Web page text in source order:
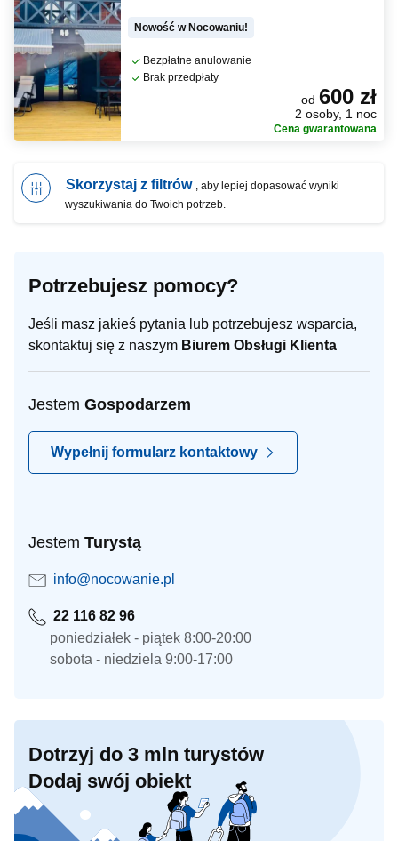
Nowość w Nocowaniu!
Bezpłatne anulowanie
Brak przedpłaty
od 600 zł
2 osoby, 1 noc
Cena gwarantowana
Skorzystaj z filtrów , aby lepiej dopasować wyniki
wyszukiwania do Twoich potrzeb.
Potrzebujesz pomocy?
Jeśli masz jakieś pytania lub potrzebujesz wsparcia,
skontaktuj się z naszym Biurem Obsługi Klienta
Jestem Gospodarzem
Wypełnij formularz kontaktowy
Jestem Turystą
info@nocowanie.pl
22 116 82 96
poniedziałek - piątek 8:00-20:00
sobota - niedziela 9:00-17:00
Dotrzyj do 3 mln turystów
Dodaj swój obiekt